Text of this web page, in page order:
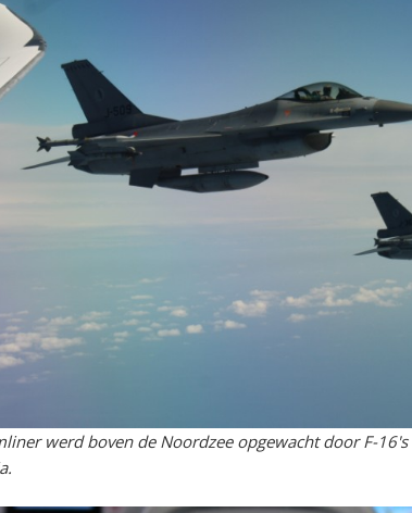
werd boven de Noordzee opgewacht door F-